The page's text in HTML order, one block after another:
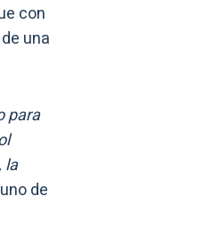
con
una
para
la
de